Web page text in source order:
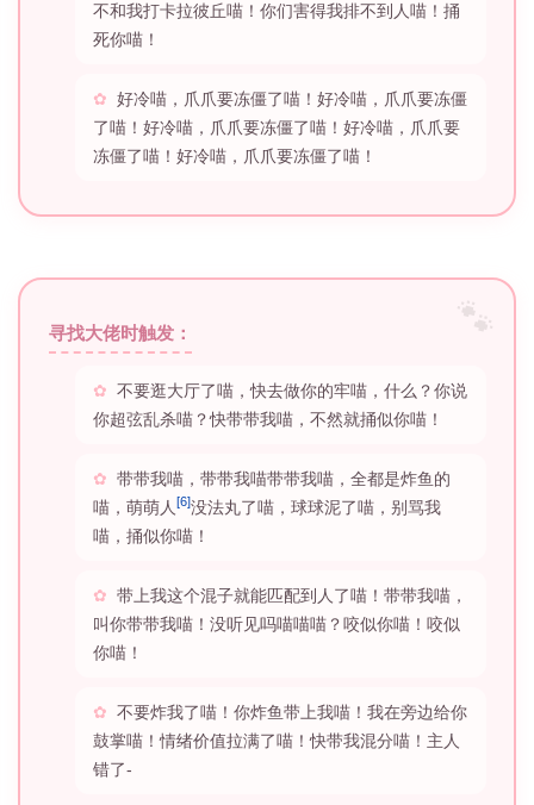
不和我打卡拉彼丘喵！你们害得我排不到人喵！捅
死你喵！
好冷喵，爪爪要冻僵了喵！好冷喵，爪爪要冻僵
了喵！好冷喵，爪爪要冻僵了喵！好冷喵，爪爪要
冻僵了喵！好冷喵，爪爪要冻僵了喵！
寻找大佬时触发：
不要逛大厅了喵，快去做你的牢喵，什么？你说
你超弦乱杀喵？快带带我喵，不然就捅似你喵！
带带我喵，带带我喵带带我喵，全都是炸鱼的
喵，萌萌人 [6]没法丸了喵，球球泥了喵，别骂我
喵，捅似你喵！
带上我这个混子就能匹配到人了喵！带带我喵，
叫你带带我喵！没听见吗喵喵喵？咬似你喵！咬似
你喵！
不要炸我了喵！你炸鱼带上我喵！我在旁边给你
鼓掌喵！情绪价值拉满了喵！快带我混分喵！主人
错了-